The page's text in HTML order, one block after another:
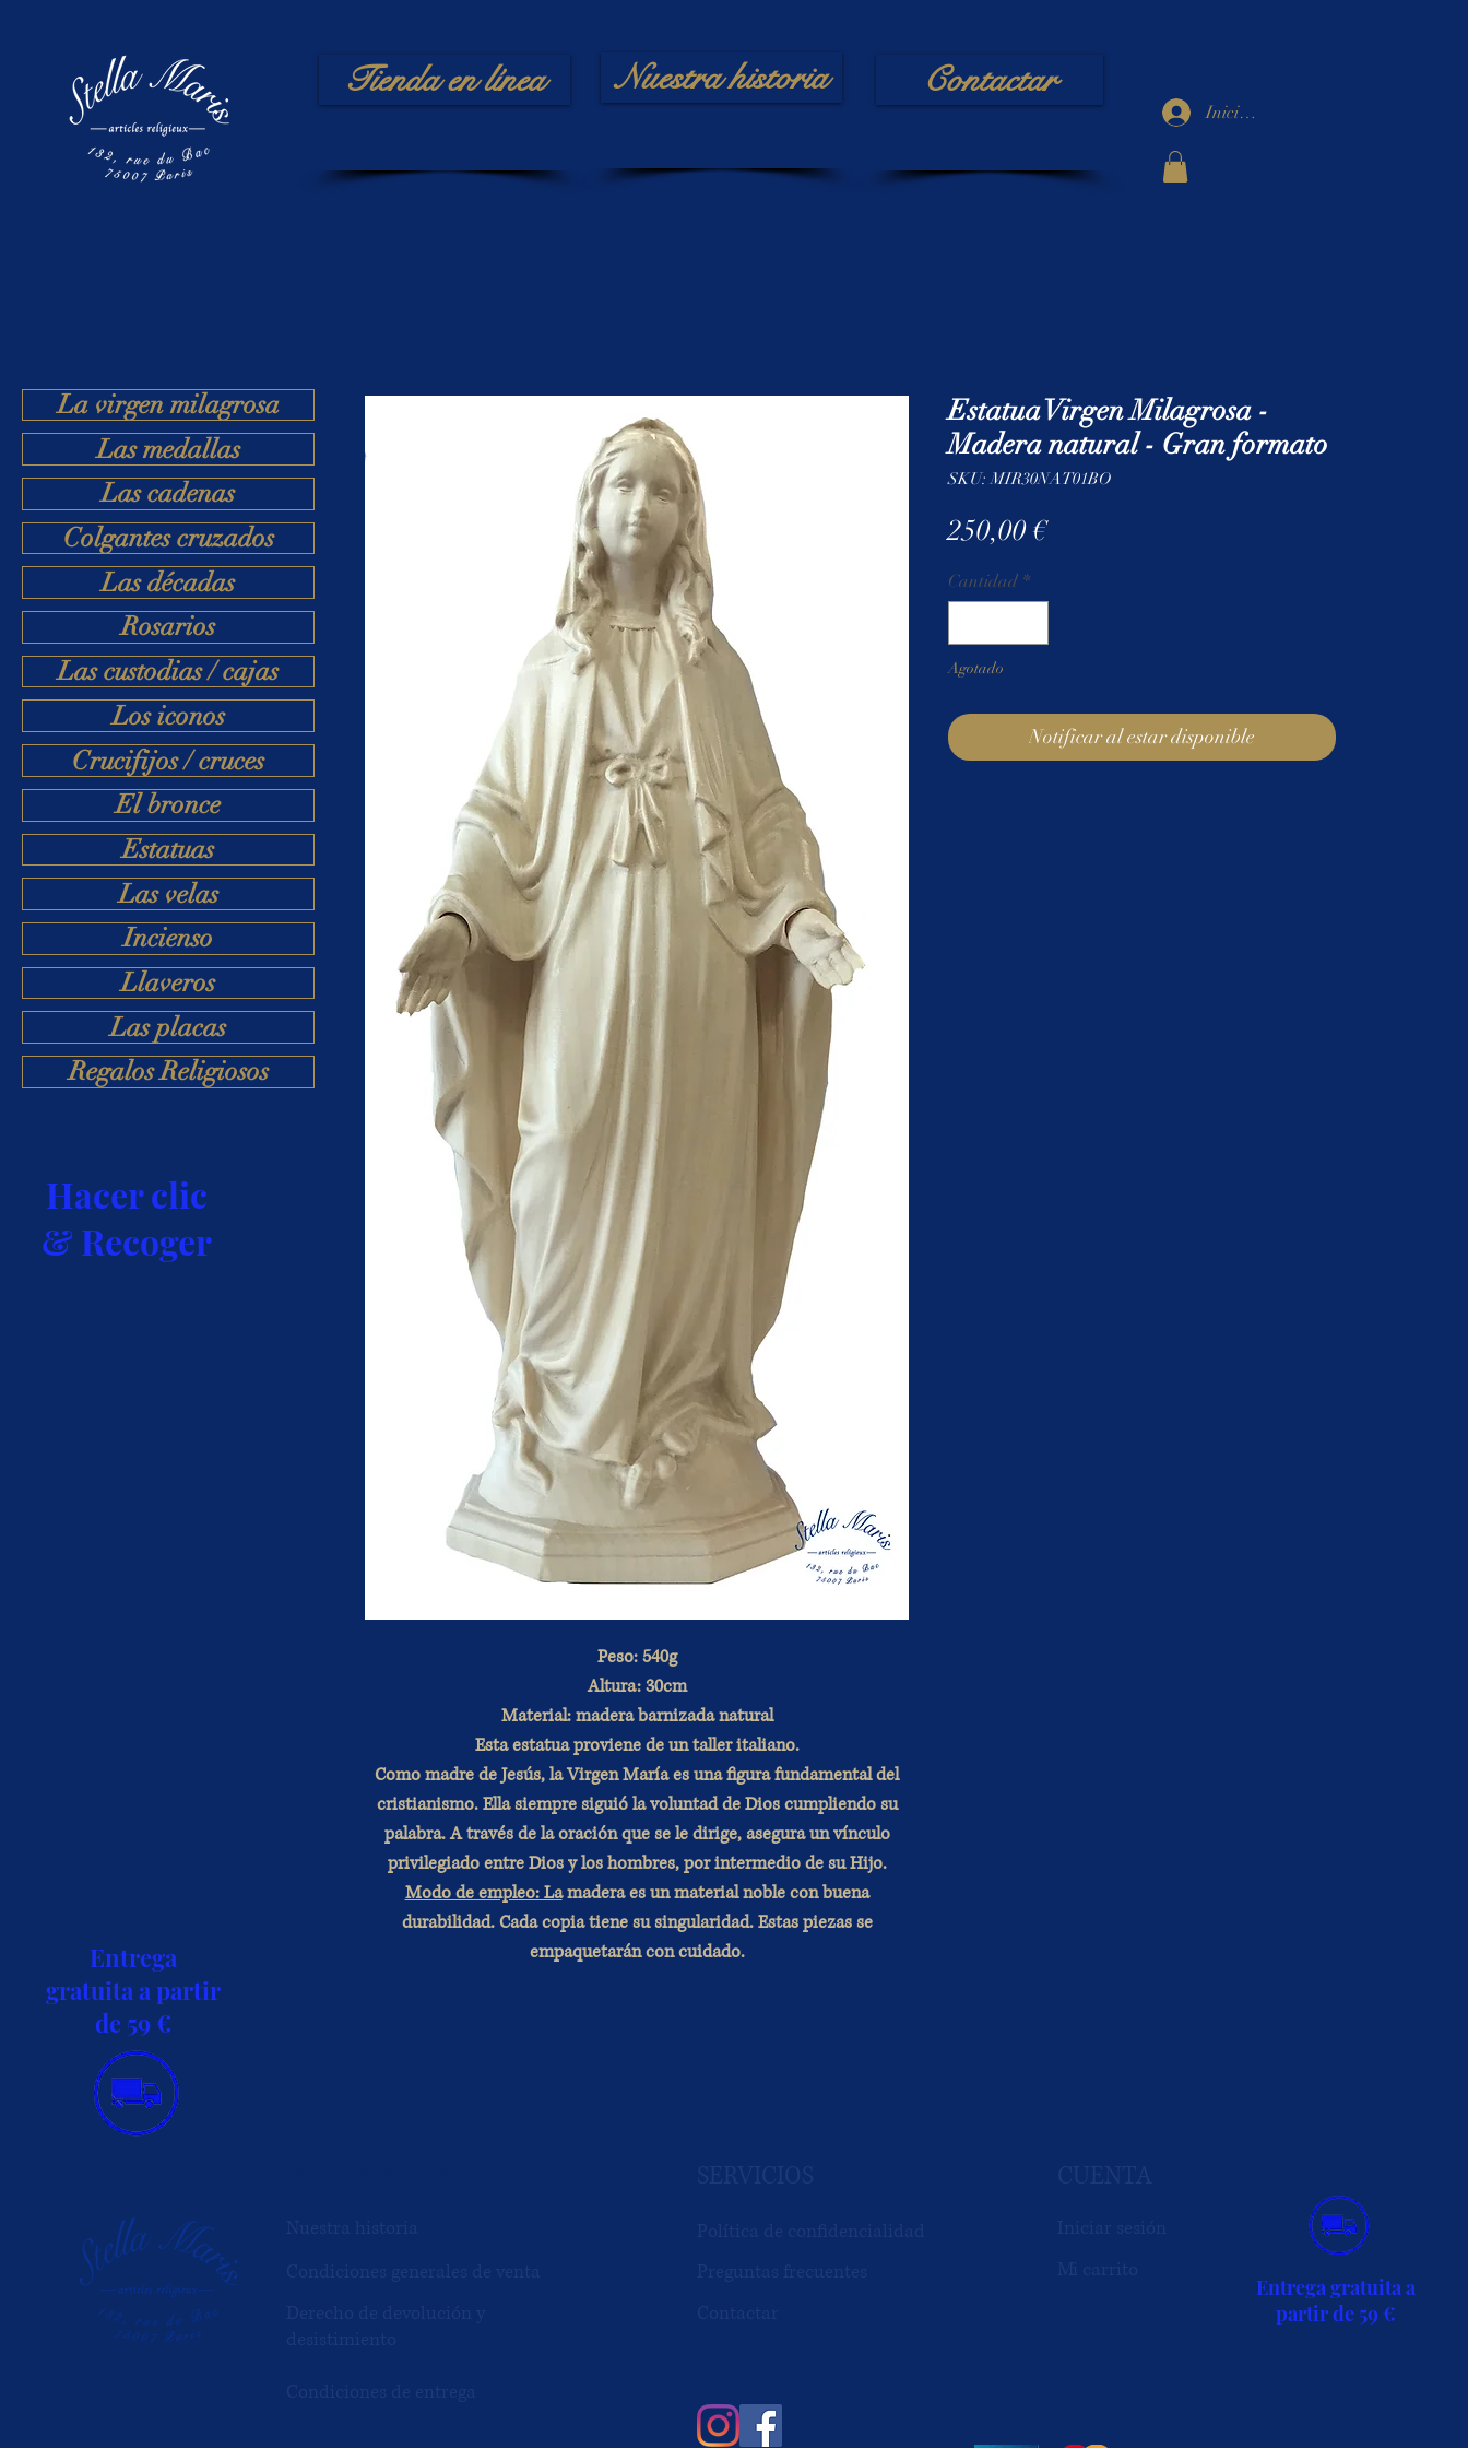
Tienda en línea Nuestra historia Contactar
Iniciar sesión
La virgen milagrosa
Las medallas
Las cadenas
Colgantes cruzados
Las décadas
Rosarios
Las custodias / cajas
Los iconos
Crucifijos / cruces
El bronce
Estatuas
Las velas
Incienso
Llaveros
Las placas
Regalos Religiosos
Hacer clic
& Recoger
Entrega
gratuita a partir
de 59 €
Peso: 540g
Altura: 30cm
Material: madera barnizada natural
Esta estatua proviene de un taller italiano.
Como madre de Jesús, la Virgen María es una figura fundamental del
cristianismo. Ella siempre siguió la voluntad de Dios cumpliendo su
palabra. A través de la oración que se le dirige, asegura un vínculo
privilegiado entre Dios y los hombres, por intermedio de su Hijo.
Modo de empleo: Lamadera es un material noble con buena
durabilidad. Cada copia tiene su singularidad. Estas piezas se
empaquetarán con cuidado.
Estatua Virgen Milagrosa -
Madera natural - Gran formato
SKU: MIR30NAT01BO
250,00 €Precio
Cantidad *
Agotado
Notificar al estar disponible
Entrega gratuita a
partir de 59 €